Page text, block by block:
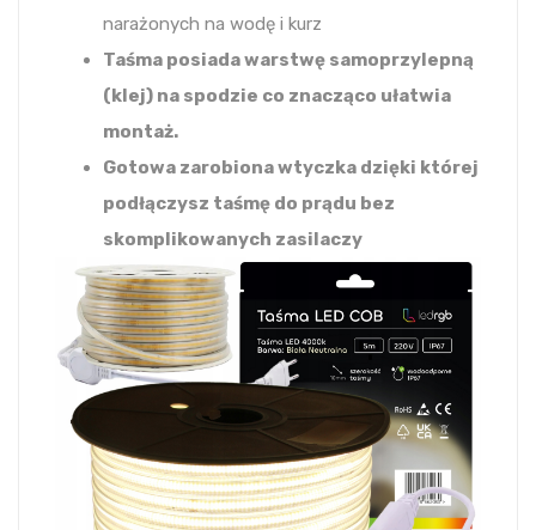
narażonych na wodę i kurz
Taśma posiada warstwę samoprzylepną
(klej) na spodzie co znacząco ułatwia
montaż.
Gotowa zarobiona wtyczka dzięki której
podłączysz taśmę do prądu bez
skomplikowanych zasilaczy